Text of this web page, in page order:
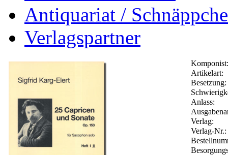
Antiquariat /
Verlagspartner
Komponist:
Artikelart:
Besetzung:
Anlass:
Verlag:
Verlag-Nr.: